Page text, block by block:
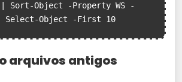
| Sort-Object -Property WS -
arquivos antigos